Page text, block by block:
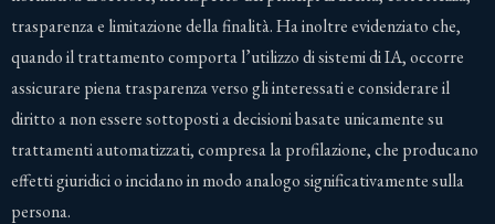
trasparenza e limitazione della finalità. Ha inoltre evidenziato che,
quando il trattamento comporta l’utilizzo di sistemi di IA, occorre
assicurare piena trasparenza verso gli interessati e considerare il
diritto a non essere sottoposti a decisioni basate unicamente su
trattamenti automatizzati, compresa la profilazione, che producano
effetti giuridici o incidano in modo analogo significativamente sulla
persona.